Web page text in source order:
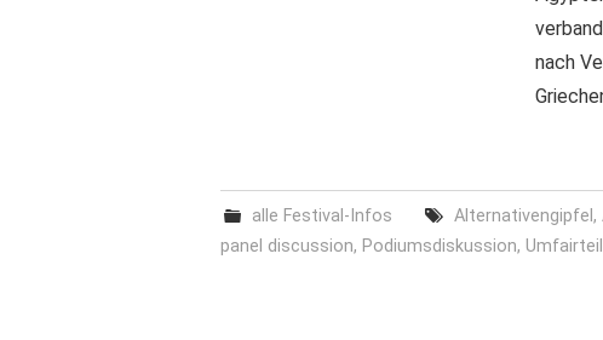
nach
alle Festival-Infos Alternativengipfel ,
panel discussion, Podiumsdiskussion,